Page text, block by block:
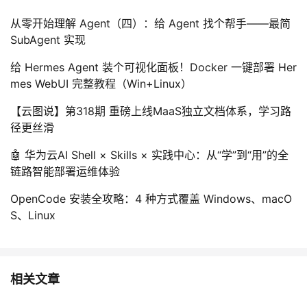
从零开始理解 Agent（四）：给 Agent 找个帮手——最简
SubAgent 实现
给 Hermes Agent 装个可视化面板！Docker 一键部署 Her
mes WebUI 完整教程（Win+Linux）
【云图说】第318期 重磅上线MaaS独立文档体系，学习路
径更丝滑
🤖 华为云AI Shell × Skills × 实践中心：从“学”到“用”的全
链路智能部署运维体验
OpenCode 安装全攻略：4 种方式覆盖 Windows、macO
S、Linux
相关文章